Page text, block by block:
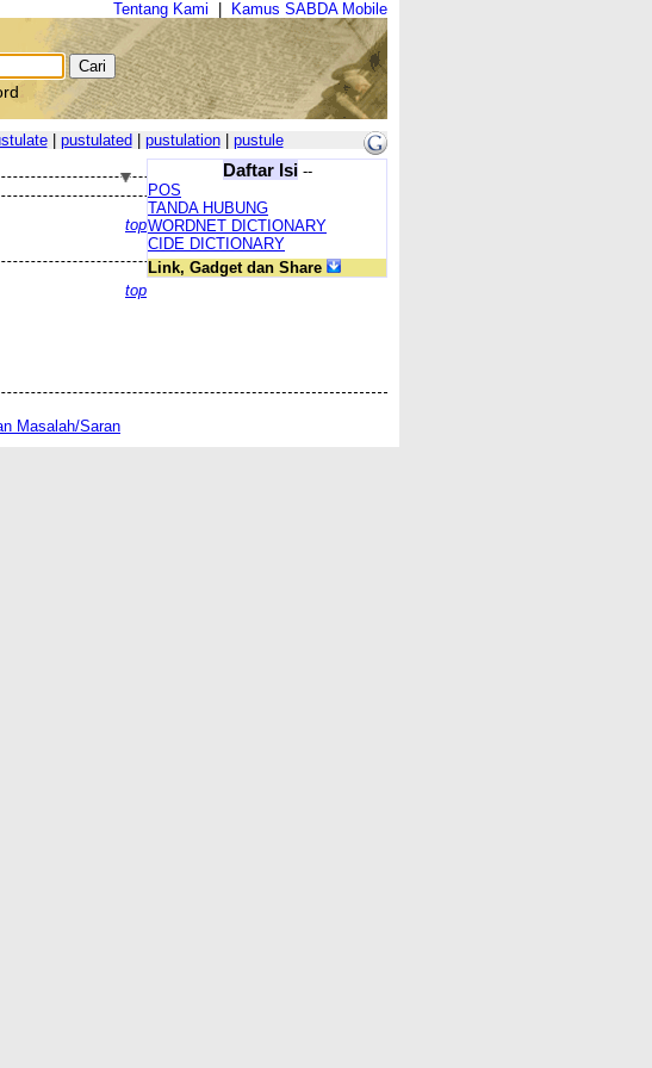
Tentang Kami Kamus SABDA Mobile
| pustulated pustulation| pustule
Daftar Isi--
POS
TANDA HUBUNG
WORDNET DICTIONARY
CIDE DICTIONARY
Link, Gadget dan Share
top
top
Masalah/Saran